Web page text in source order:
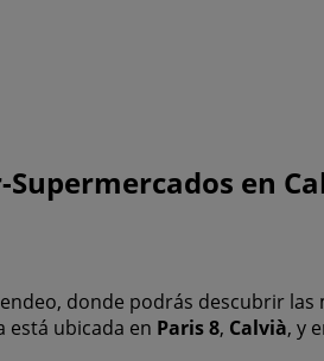
en
donde podrás descubrir las
está ubicada en Paris 8, Calvià, y